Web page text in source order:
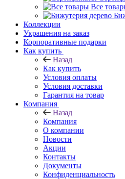
Все
Коллекции
Украшения на заказ
Корпоративные подарки
Как купить
Назад
Как купить
Условия оплаты
Условия доставки
Гарантия на товар
Компания
Назад
Компания
О компании
Новости
Акции
Контакты
Документы
Конфиденциальность